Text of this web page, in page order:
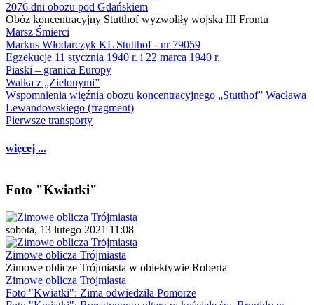
2076 dni obozu pod Gdańskiem
Obóz koncentracyjny Stutthof wyzwoliły wojska III Frontu
Marsz Śmierci
Markus Włodarczyk KL Stutthof - nr 79059
Egzekucje 11 stycznia 1940 r. i 22 marca 1940 r.
Piaski – granica Europy
Walka z „Zielonymi”
Wspomnienia więźnia obozu koncentracyjnego „Stutthof” Wacława
Lewandowskiego (fragment)
Pierwsze transporty
więcej ...
Foto "Kwiatki"
sobota, 13 lutego 2021 11:08
Zimowe oblicza Trójmiasta
Zimowe oblicze Trójmiasta w obiektywie Roberta
Zimowe oblicza Trójmiasta
Foto "Kwiatki": Zima odwiedziła Pomorze